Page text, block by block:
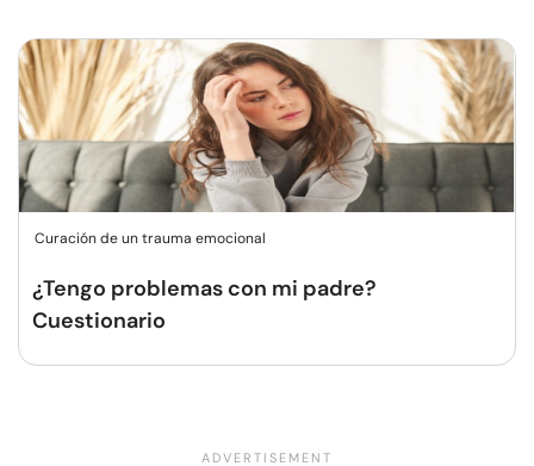
Curación de un trauma emocional
¿Tengo problemas con mi padre?
Cuestionario